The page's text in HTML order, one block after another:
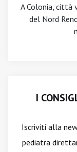
A Colonia, città
del Nord
I
Iscriviti alla
pediatra